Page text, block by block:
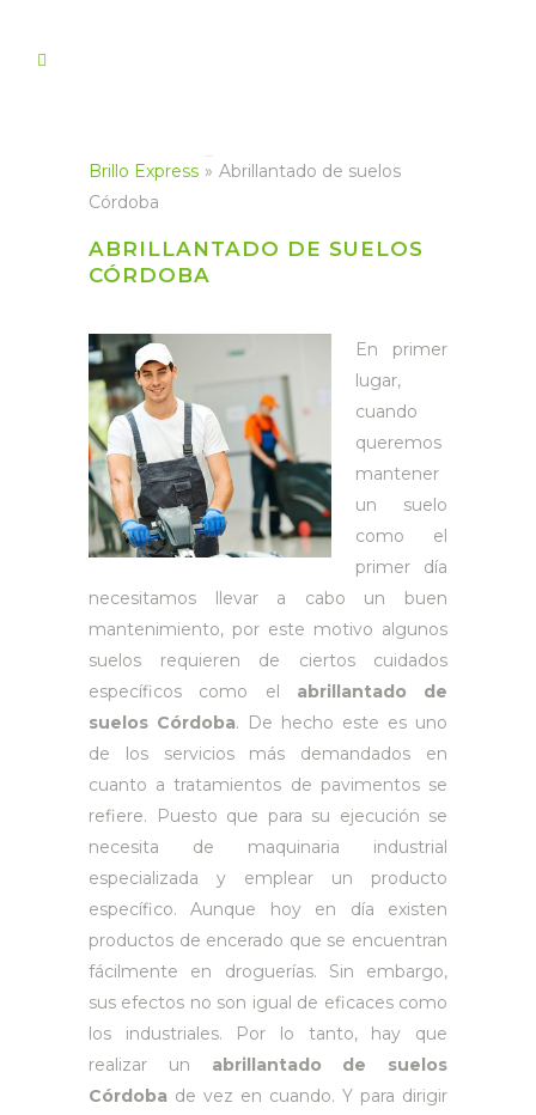
Brillo Express » Abrillantado de suelos
Córdoba
ABRILLANTADO DE SUELOS
CÓRDOBA
En primer
lugar,
cuando
queremos
mantener
un suelo
como el
primer día
necesitamos llevar a cabo un buen
mantenimiento, por este motivo algunos
suelos requieren de ciertos cuidados
específicos como el abrillantado de
suelos Córdoba. De hecho este es uno
de los servicios más demandados en
cuanto a tratamientos de pavimentos se
refiere. Puesto que para su ejecución se
necesita de maquinaria industrial
especializada y emplear un producto
específico. Aunque hoy en día existen
productos de encerado que se encuentran
fácilmente en droguerías. Sin embargo,
sus efectos no son igual de eficaces como
los industriales. Por lo tanto, hay que
realizar un abrillantado de suelos
Córdoba de vez en cuando. Y para dirigir